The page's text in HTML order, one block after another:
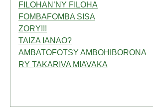
FILOHAN’NY FILOHA
FOMBAFOMBA SISA
ZORY!!!
TAIZA IANAO?
AMBATOFOTSY AMBOHIBORONA
RY TAKARIVA MIAVAKA